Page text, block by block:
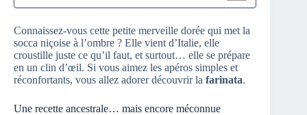
Connaissez-vous cette petite merveille dorée qui met la
socca niçoise à l’ombre ? Elle vient d’Italie, elle
croustille juste ce qu’il faut, et surtout… elle se prépare
en un clin d’œil. Si vous aimez les apéros simples et
réconfortants, vous allez adorer découvrir la farinata.
Une recette ancestrale… mais encore méconnue